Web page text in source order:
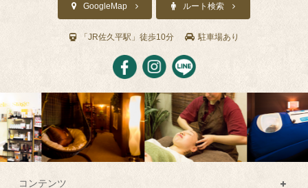
GoogleMap ルート検索
「JR佐久平駅」徒歩10分 駐車場あり
コンテンツ